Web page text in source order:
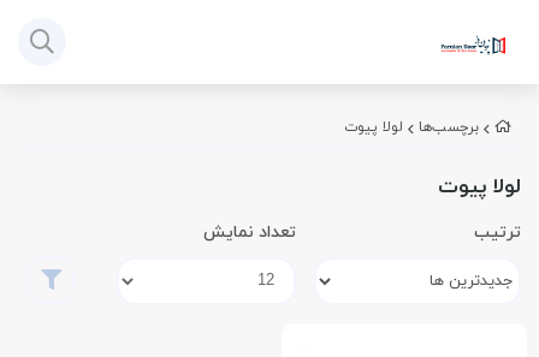
برچسب‌ها لولا پیوت
لولا پیوت
ترتیب تعداد نمایش